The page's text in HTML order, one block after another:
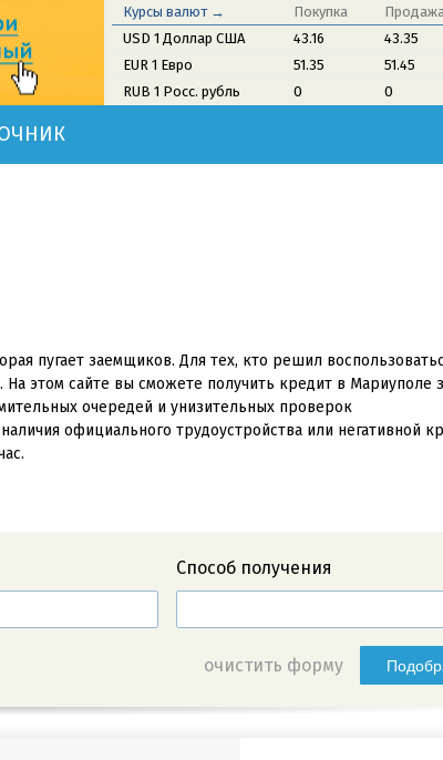
Курсы валют → Покупка
USD 1 Доллар США
43.16
43.35
EUR 1 Евро
51.35
51.45
RUB 1 Росс. рубль
0 0
пугает заемщиков. Для тех, кто решил
этом сайте вы сможете получить кредит в Мариуполе
очередей и унизительных проверок
официального трудоустройства или негативной
Способ получения
очистить форму